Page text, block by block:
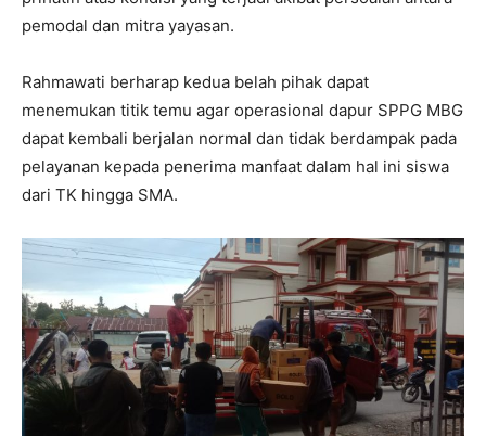
pemodal dan mitra yayasan.
Rahmawati berharap kedua belah pihak dapat
menemukan titik temu agar operasional dapur SPPG MBG
dapat kembali berjalan normal dan tidak berdampak pada
pelayanan kepada penerima manfaat dalam hal ini siswa
dari TK hingga SMA.